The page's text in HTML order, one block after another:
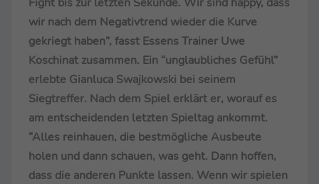
wir nach dem Negativtrend wieder die Kurve
gekriegt haben”, fasst Essens Trainer Uwe
Koschinat zusammen. Ein “unglaubliches Gefühl”
erlebte Gianluca Swajkowski bei seinem
Siegtreffer. Nach dem Spiel erklärt er, worauf es
am entscheidenden letzten Spieltag ankommt.
“Alles reinhauen, die bestmögliche Ausbeute
holen und dann schauen, was geht. Dann hoffen,
dass die anderen Punkte lassen. Wenn wir spielen